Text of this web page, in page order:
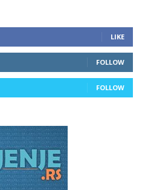
LIKE
FOLLOW
FOLLOW